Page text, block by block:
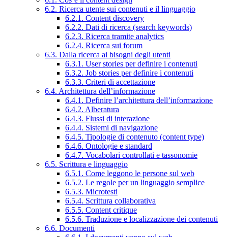
6.2. Ricerca utente sui contenuti e il linguaggio
6.2.1. Content discovery
6.2.2. Dati di ricerca (search keywords)
6.2.3. Ricerca tramite analytics
6.2.4. Ricerca sui forum
6.3. Dalla ricerca ai bisogni degli utenti
6.3.1. User stories per definire i contenuti
6.3.2. Job stories per definire i contenuti
6.3.3. Criteri di accettazione
6.4. Architettura dell’informazione
6.4.1. Definire l’architettura dell’informazione
6.4.2. Alberatura
6.4.3. Flussi di interazione
6.4.4. Sistemi di navigazione
6.4.5. Tipologie di contenuto (content type)
6.4.6. Ontologie e standard
6.4.7. Vocabolari controllati e tassonomie
6.5. Scrittura e linguaggio
6.5.1. Come leggono le persone sul web
6.5.2. Le regole per un linguaggio semplice
6.5.3. Microtesti
6.5.4. Scrittura collaborativa
6.5.5. Content critique
6.5.6. Traduzione e localizzazione dei contenuti
6.6. Documenti